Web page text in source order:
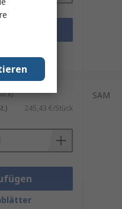
245,43 €/Stück
SAM